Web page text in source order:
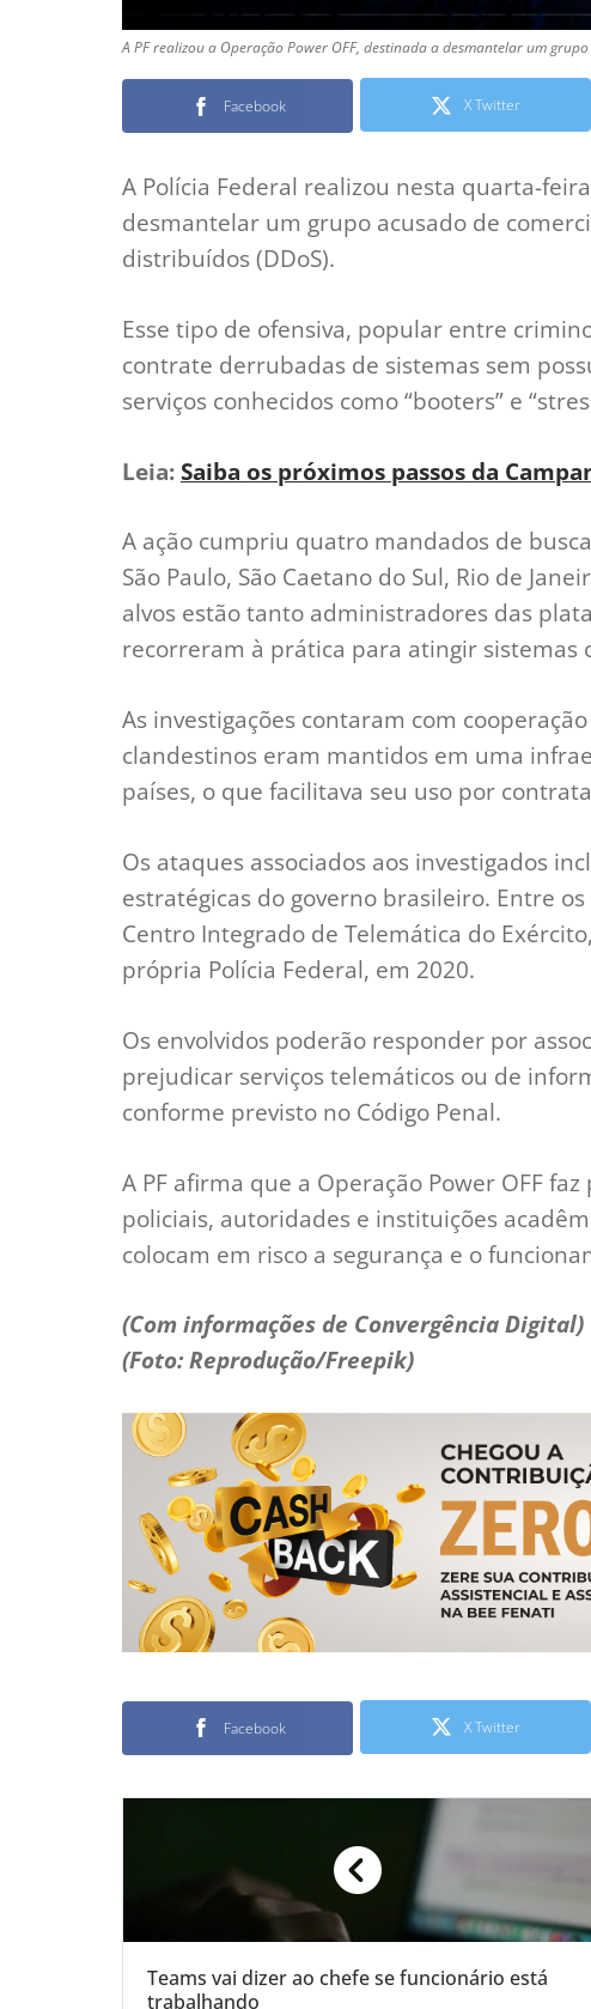
A PF realizou a Operação Power OFF, destinada a desmantelar um
Facebook X Twitter
A Polícia Federal realizou nesta quarta-
desmantelar um grupo acusado de
distribuídos (DDoS).
Esse tipo de ofensiva, popular entre
contrate derrubadas de sistemas sem
serviços conhecidos como “booters” e
Leia:Saiba os próximos passos da
A ação cumpriu quatro mandados de
São Paulo, São Caetano do Sul, Rio de
alvos estão tanto administradores das
recorreram à prática para atingir sistemas
As investigações contaram com
clandestinos eram mantidos em uma
países, o que facilitava seu uso por
Os ataques associados aos investigados
estratégicas do governo brasileiro. Entre
Centro Integrado de Telemática do
própria Polícia Federal, em 2020.
Os envolvidos poderão responder por
prejudicar serviços telemáticos ou de
conforme previsto no Código Penal.
A PF afirma que a Operação Power OFF
policiais, autoridades e instituições
colocam em risco a segurança e o
(Com informações de Convergência Digital)
(Foto: Reprodução/Freepik)
Facebook X Twitter
Teams vai dizer ao chefe se funcionário está
trabalhando